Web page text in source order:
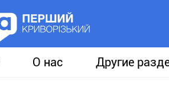
О нас Другие